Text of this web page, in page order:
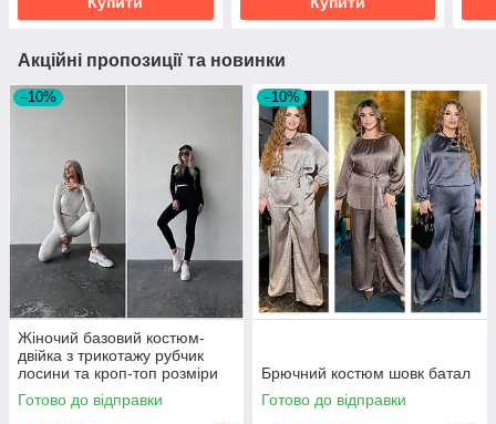
Акційні пропозиції та новинки
–10%
Жіночий базовий костюм-
двійка з трикотажу рубчик
лосини та кроп-топ розміри
норма
Готово до відправки
–10%
Брючний костюм шовк батал
Готово до відправки